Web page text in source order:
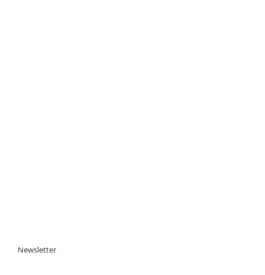
Newsletter